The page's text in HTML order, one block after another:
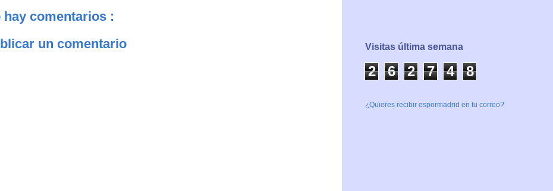
hay comentarios :
un comentario
Visitas última semana
2 6 2 7 4 9
¿Quieres recibir espormadrid en tu correo?